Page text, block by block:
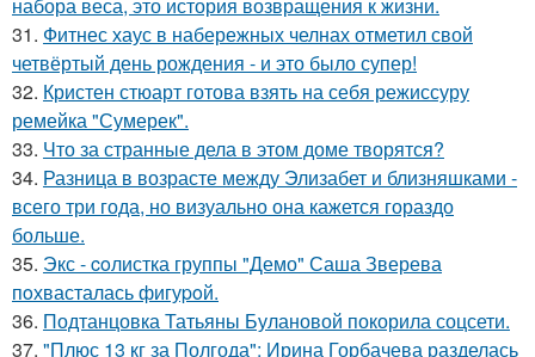
набора веса, это история возвращения к жизни.
31. Фитнес хаус в набережных челнах отметил свой
четвёртый день рождения - и это было супер!
32. Кристен стюарт готова взять на себя режиссуру
ремейка "Сумерек".
33. Что за странные дела в этом доме творятся?
34. Разница в возрасте между Элизабет и близняшками -
всего три года, но визуально она кажется гораздо
больше.
35. Экс - coлистка группы "Демо" Саша Зверева
пoхвасталась фигуpoй.
36. Подтанцовка Татьяны Булановой покорила соцсети.
37. "Плюс 13 кг за Полгода": Ирина Горбачева разделась